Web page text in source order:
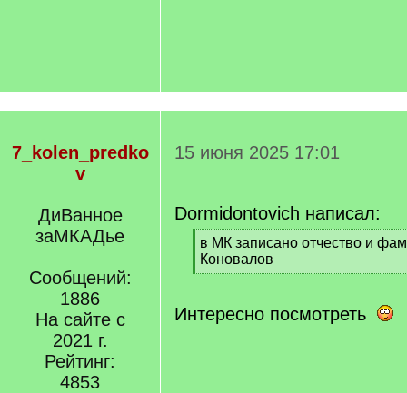
7_kolen_predko
v
ДиВанное
заМКАДье
Сообщений:
1886
На сайте с
2021 г.
Рейтинг:
4853
15 июня 2025 17:01
Dormidontovich написал:
[
q
]
в МК записано отчество и
Коновалов
[
q
]
Интересно посмотреть